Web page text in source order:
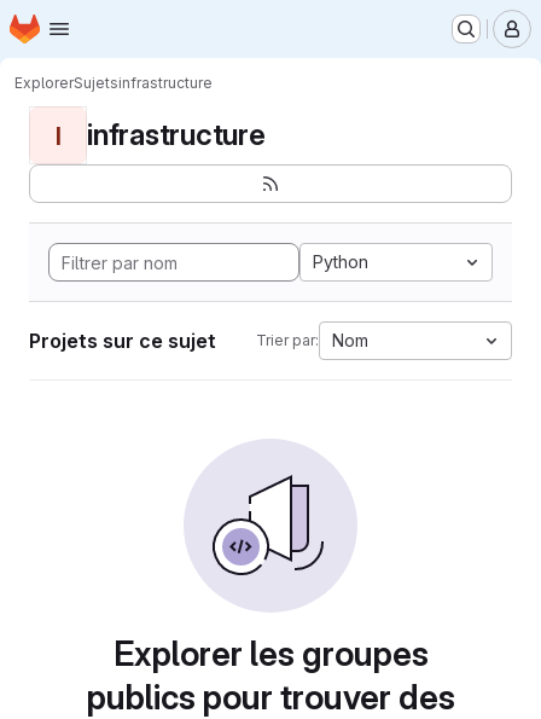
Passer au contenu principal
Page d'accueil
ExplorerSujetsinfrastructure
I infrastructure
Python
Projets sur ce sujet Trier par: Nom
Explorer les groupes
publics pour trouver des